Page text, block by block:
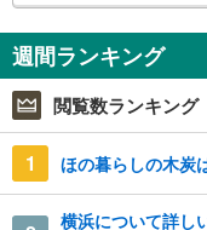
週間ランキング
閲覧数ランキング
1 ほの暮らしの木炭
横浜について詳し